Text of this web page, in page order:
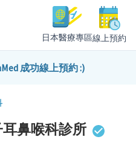
日本醫療專區線上預約
成功線上預約 :)
鼻喉科診所